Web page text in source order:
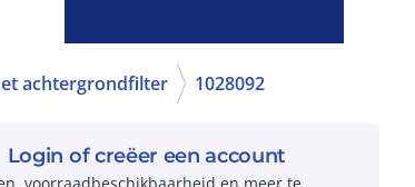
achtergrondfilter 1028092
Login of creëer een account